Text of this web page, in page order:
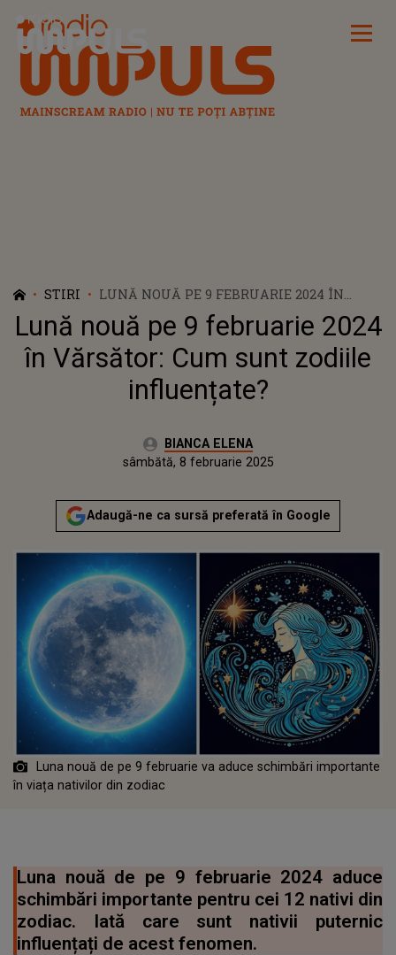
Radio Impuls
STIRI
LUNĂ NOUĂ PE 9 FEBRUARIE 2024 ÎN
VĂRSĂTOR: CUM SUNT ZODIILE
INFLUENȚATE?
Lună nouă pe 9 februarie 2024
în Vărsător: Cum sunt zodiile
influențate?
Autor:BIANCA ELENA
joi, 8 februarie 2024Actualizat:
sâmbătă, 8 februarie 2025
Adaugă-ne ca sursă preferată în Google
Luna nouă de pe 9 februarie va aduce schimbări importante
în viața nativilor din zodiac
Luna nouă de pe 9 februarie 2024 aduce
schimbări importante pentru cei 12 nativi din
zodiac. Iată care sunt nativii puternic
influențați de acest fenomen.